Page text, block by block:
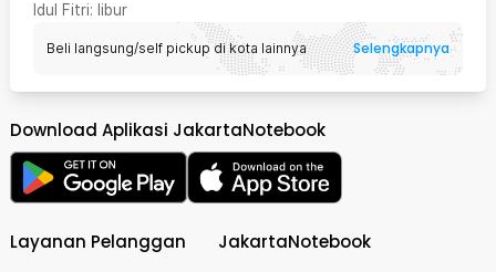
Idul Fitri: libur
Beli langsung/self pickup di kota lainnya Selengkapnya
Download Aplikasi JakartaNotebook
Layanan Pelanggan JakartaNotebook